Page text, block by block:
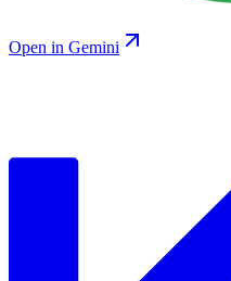
Open in Gemini